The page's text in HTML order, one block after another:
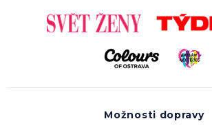
Možnosti dopravy